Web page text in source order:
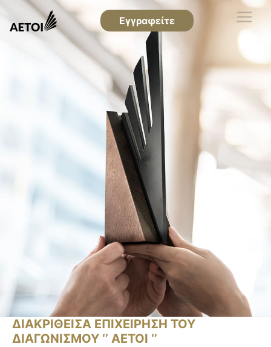
Εγγραφείτε
ΔΙΑΚΡΙΘΕΙΣΑ ΕΠΙΧΕΙΡΗΣΗ ΤΟΥ
ΔΙΑΓΩΝΙΣΜΟΥ ‘’ ΑΕΤΟΙ ‘’